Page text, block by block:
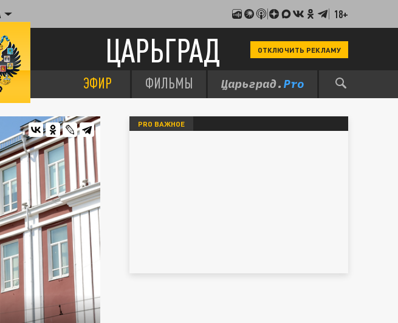
18+
ЦАРЬГРАД ОТКЛЮЧИТЬ РЕКЛАМУ
ЭФИР ФИЛЬМЫ
PRO ВАЖНОЕ